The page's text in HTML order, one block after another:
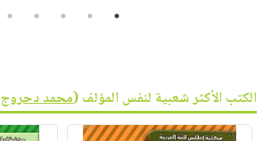
1
2
3
4
5
الكتب الأكثر شعبية لنفس المؤلف (محمد دحروج